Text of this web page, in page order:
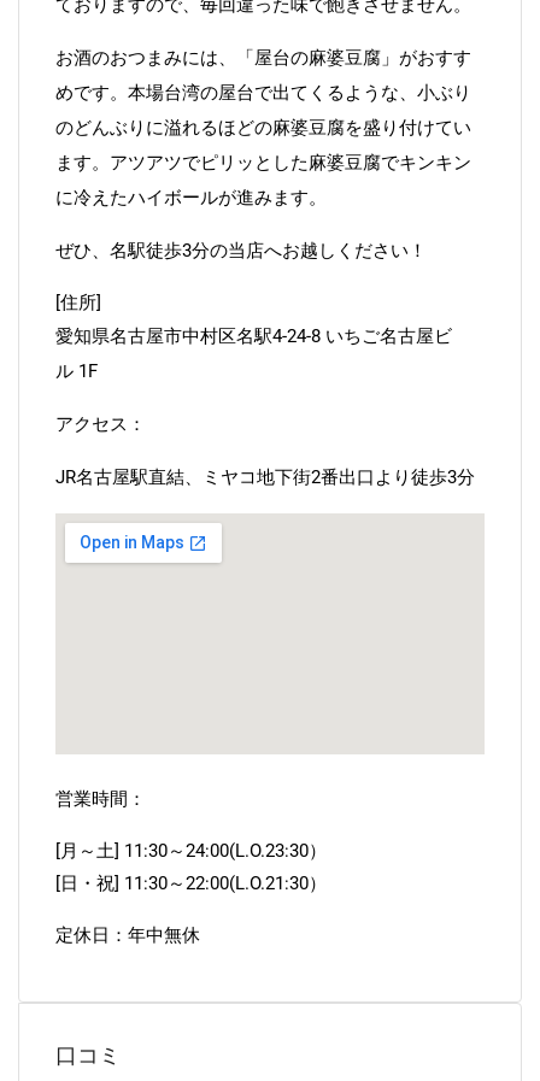
ておりますので、毎回違った味で飽きさせません。
お酒のおつまみには、「屋台の麻婆豆腐」がおすす
めです。本場台湾の屋台で出てくるような、小ぶり
のどんぶりに溢れるほどの麻婆豆腐を盛り付けてい
ます。アツアツでピリッとした麻婆豆腐でキンキン
に冷えたハイボールが進みます。
ぜひ、名駅徒歩3分の当店へお越しください！
[住所]
愛知県名古屋市中村区名駅4-24-8 いちご名古屋ビ
ル 1F
アクセス：
JR名古屋駅直結、ミヤコ地下街2番出口より徒歩3分
営業時間：
[月～土] 11:30～24:00(L.O.23:30）
[日・祝] 11:30～22:00(L.O.21:30）
定休日：年中無休
口コミ